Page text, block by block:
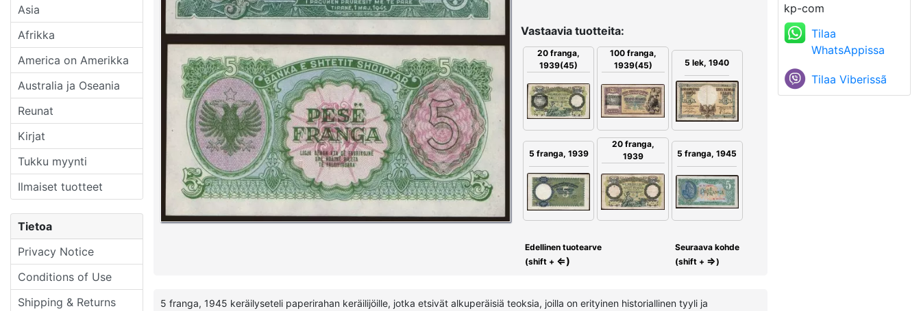
Asia
Afrikka
America on Amerikka
Australia ja Oseania
Reunat
Kirjat
Tukku myynti
Ilmaiset tuotteet
Tietoa
Privacy Notice
Conditions of Use
Shipping & Returns
Vastaavia tuotteita:
20 franga,
1939(45)
100 franga,
1939(45)
5 lek, 1940
5 franga, 1939
20 franga,
1939
5 franga, 1945
Edellinen tuotearve
(shift + ⇐)
Seuraava kohde
(shift + ⇒)
5 franga, 1945 keräilyseteli paperirahan keräilijöille, jotka etsivät alkuperäisiä teoksia, joilla on erityinen historiallinen tyyli ja
kp-com
Tilaa
WhatsAppissa
Tilaa Viberissã